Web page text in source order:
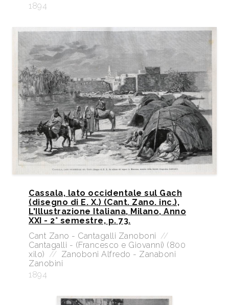
1894
Cassala, lato occidentale sul Gach
(disegno di E. X.) (Cant. Zano. inc.),
L'Illustrazione Italiana, Milano, Anno
XXI - 2° semestre, p. 73.​
Cant Zano - Cantagalli Zanoboni //
Cantagalli - (Francesco e Giovanni) (800
xilo) // Zanoboni Alfredo - Zanaboni
Zanobini
1894